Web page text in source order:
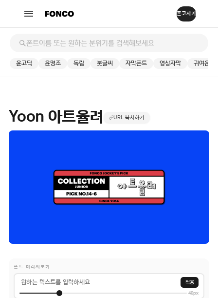
윤고딕 윤명조 독립 붓글씨 자막폰트 영상자막 귀여운
Yoon 아트율려 URL 복사하기
폰트 미리써보기
적용
40px